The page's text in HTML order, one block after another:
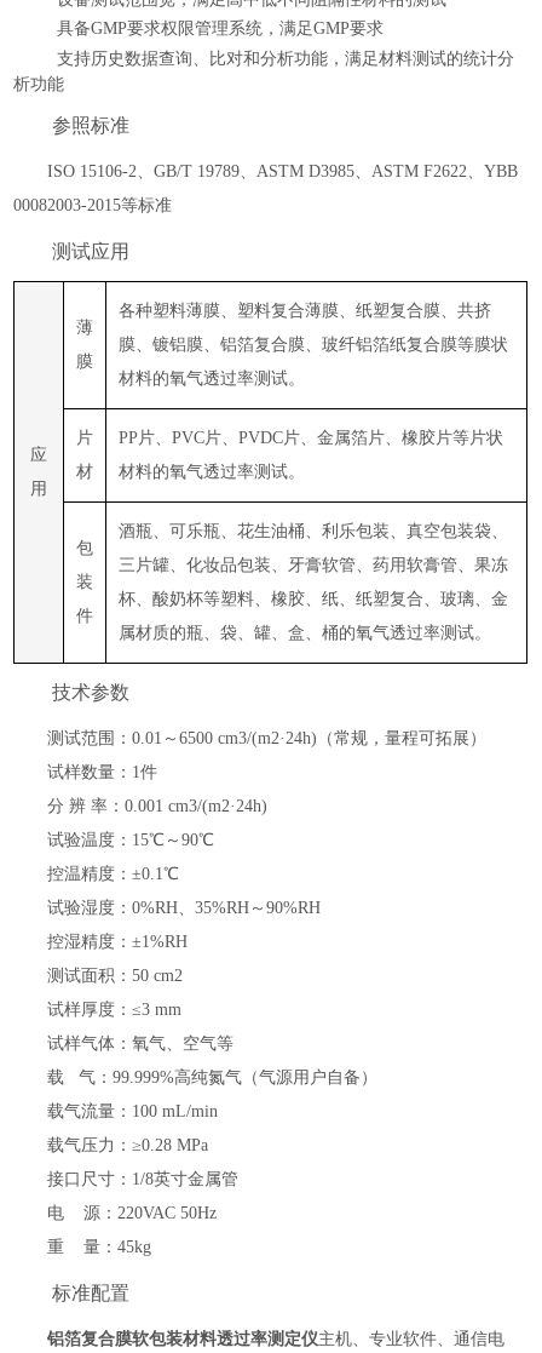
具备GMP要求权限管理系统，满足GMP要求
支持历史数据查询、比对和分析功能，满足材料测试的统计分
析功能
参照标准
ISO 15106-2、GB/T 19789、ASTM D3985、ASTM F2622、YBB
00082003-2015等标准
测试应用
应
用
薄
膜
各种塑料薄膜、塑料复合薄膜、纸塑复合膜、共挤
膜、镀铝膜、铝箔复合膜、玻纤铝箔纸复合膜等膜状
材料的氧气透过率测试。
片
材
PP片、PVC片、PVDC片、金属箔片、橡胶片等片状
材料的氧气透过率测试。
包
装
件
酒瓶、可乐瓶、花生油桶、利乐包装、真空包装袋、
三片罐、化妆品包装、牙膏软管、药用软膏管、果冻
杯、酸奶杯等塑料、橡胶、纸、纸塑复合、玻璃、金
属材质的瓶、袋、罐、盒、桶的氧气透过率测试。
技术参数
测试范围 ：0.01～6500 cm3/(m2·24h)（常规 ，量程可拓展 ）
试样数量 ： 1件
分 辨 率 ：0.001 cm3/(m2·24h)
试验温度 ： 15℃～90℃
控温精度 ：±0.1℃
试验湿度 ：0%RH、35%RH～90%RH
控湿精度 ：±1%RH
测试面积 ：50 cm2
试样厚度 ：≤3 mm
试样气体 ：氧气、空气等
载
气 ：99.999%高纯氮气（气源用户自备）
载气流量 ： 100 mL/min
载气压力 ：≥0.28 MPa
接口尺寸 ： 1/8英寸金属管
电
源 ：220VAC 50Hz
重
量：45kg
标准配置
铝箔复合膜软包装材料透过率测定仪主机、专业软件、通信电